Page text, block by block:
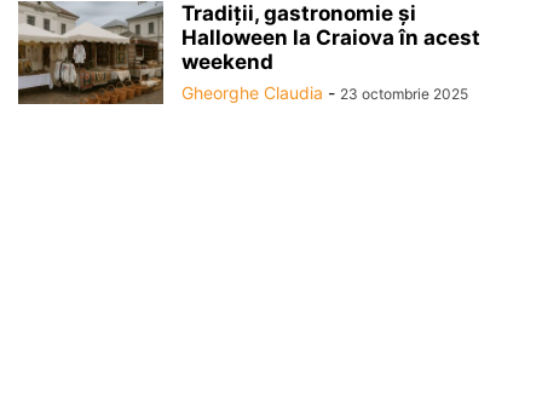
Tradiții, gastronomie și
Halloween la Craiova în acest
weekend
Gheorghe Claudia - 23 octombrie 2025